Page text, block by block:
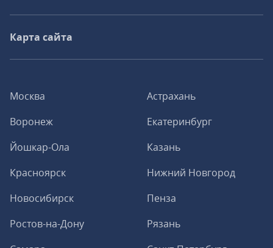
Москва
Астрахань
Воронеж
Екатеринбург
Йошкар-Ола
Казань
Красноярск
Нижний Новгород
Новосибирск
Пенза
Ростов-на-Дону
Рязань
Карта сайта